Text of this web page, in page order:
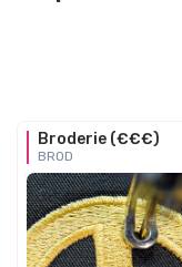
Broderie (€€€)
BROD